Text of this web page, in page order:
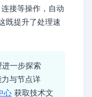
接等操作，自动
既提升了处理速
一步探索
与节点详
心 获取技术文